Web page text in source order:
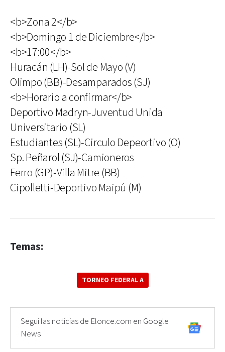
<b>Zona 2</b>
<b>Domingo 1 de Diciembre</b>
<b>17:00</b>
Huracán (LH)-Sol de Mayo (V)
Olimpo (BB)-Desamparados (SJ)
<b>Horario a confirmar</b>
Deportivo Madryn-Juventud Unida
Universitario (SL)
Estudiantes (SL)-Circulo Depeortivo (O)
Sp. Peñarol (SJ)-Camioneros
Ferro (GP)-Villa Mitre (BB)
Cipolletti-Deportivo Maipú (M)
Temas:
TORNEO FEDERAL A
Seguí las noticias de Elonce.com en Google
News